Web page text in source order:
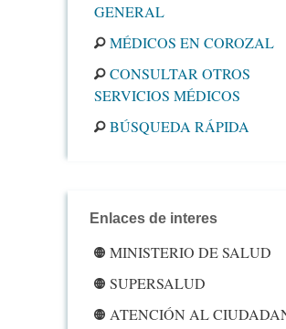
GENERAL
MÉDICOS EN COROZAL
CONSULTAR OTROS
SERVICIOS MÉDICOS
BÚSQUEDA RÁPIDA
Enlaces de interes
MINISTERIO DE SALUD
SUPERSALUD
ATENCIÓN AL